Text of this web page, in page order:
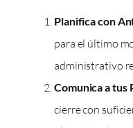
Planifica con
para el último
administrativo
Comunica a tus
cierre con